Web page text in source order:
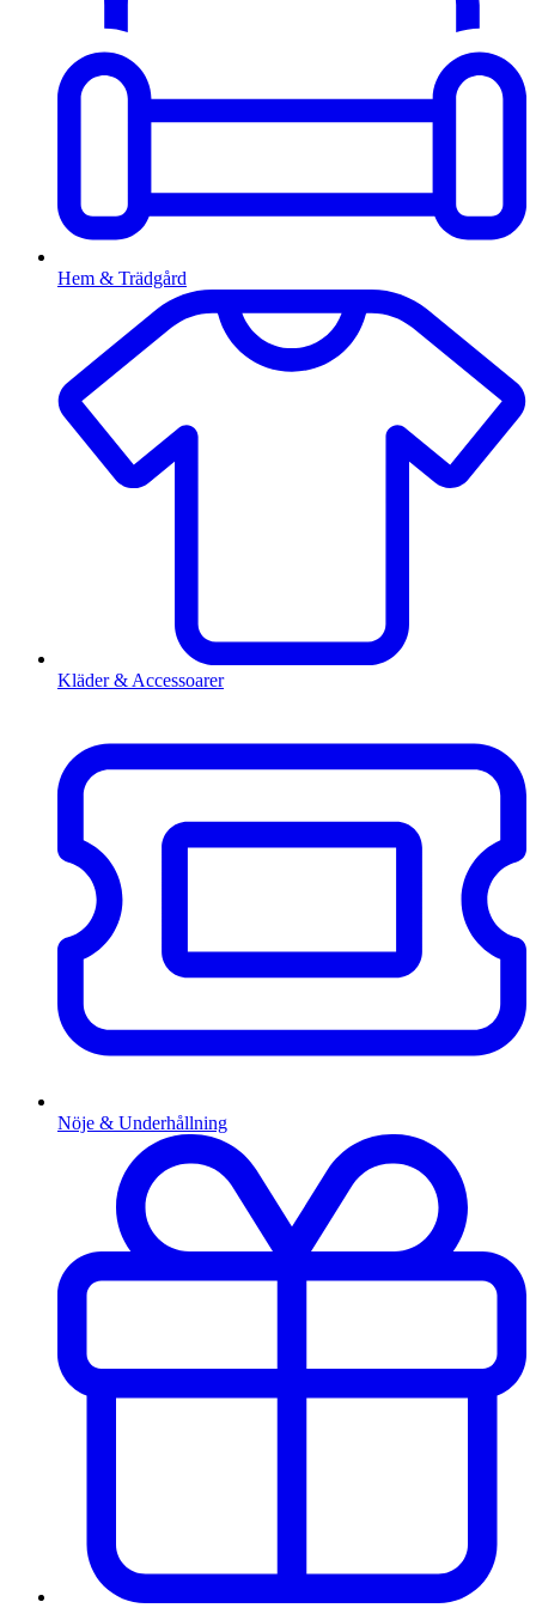
Hem & Trädgård
Kläder & Accessoarer
Nöje & Underhållning